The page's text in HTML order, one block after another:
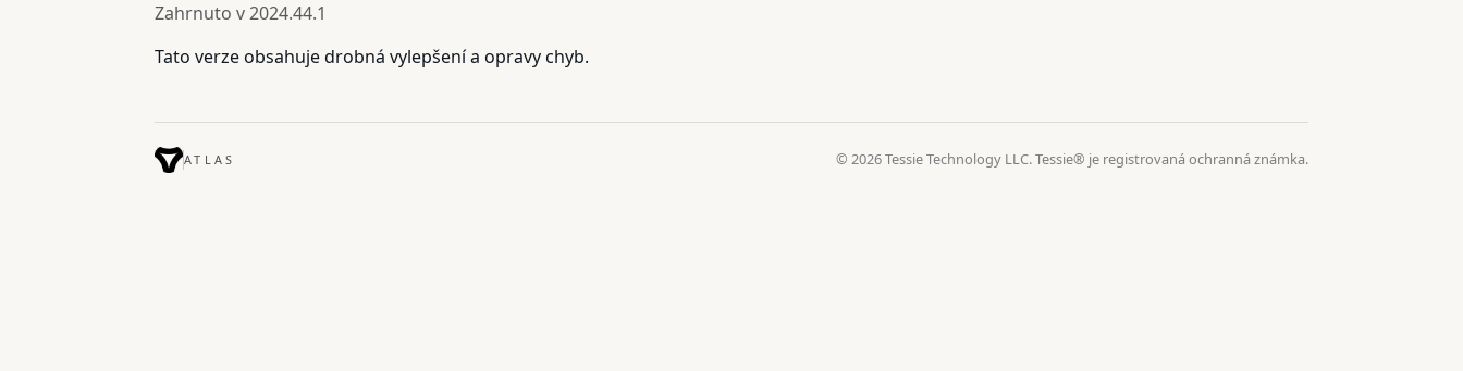
Zahrnuto v2024.44.1
Tato verze obsahuje drobná vylepšení a opravy chyb.
ATLAS © 2026 Tessie Technology LLC. Tessie® je registrovaná ochranná známka.